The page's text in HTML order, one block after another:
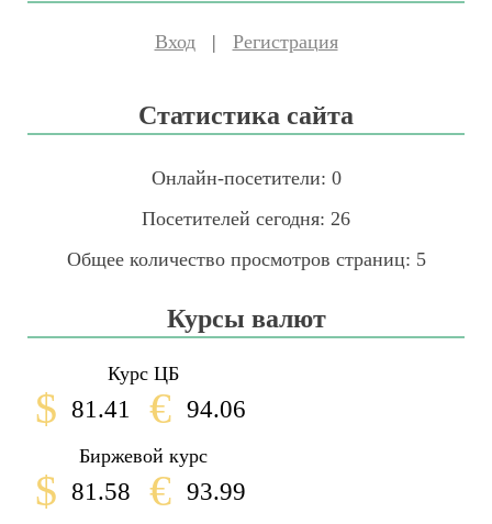
Вход| Регистрация
Статистика сайта
Онлайн-посетители: 0
Посетителей сегодня: 26
Общее количество просмотров страниц: 5
Курсы валют
Курс ЦБ
$ 81.41 € 94.06
Биржевой курс
$ 81.58 € 93.99